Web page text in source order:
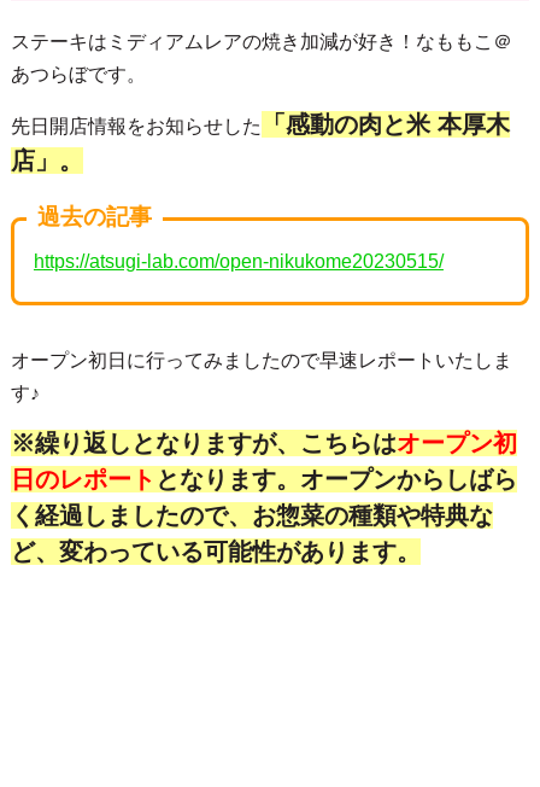
ステーキはミディアムレアの焼き加減が好き！なももこ＠
あつらぼです。
先日開店情報をお知らせした
「感動の肉と米 本厚木
店」。
過去の記事
https://atsugi-lab.com/open-nikukome20230515/
オープン初日に行ってみましたので早速レポートいたしま
す♪
※繰り返しとなりますが、こちらはオープン初
日のレポート となります。オープンからしばら
く経過しましたので、お惣菜の種類や特典な
ど、変わっている可能性があります。